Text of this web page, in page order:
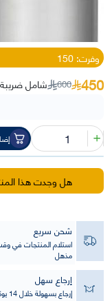
وفرت: 150
450
600
شامل
كمية
غلاية
مياه
كهربائية
سعة
لتر
هل وجدت هذا
شحن سريع
استلام المنتجات في
مذهل
إرجاع سهل
إرجاع بسهولة خلال 14 يومًا